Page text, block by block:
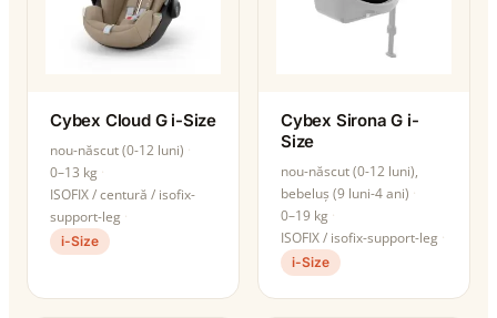
Cybex Cloud G i-Size
nou-născut (0-12 luni)
0–13 kg
ISOFIX / centură / isofix-
support-leg
i-Size
Cybex Sirona G i-
Size
nou-născut (0-12 luni),
bebeluș (9 luni-4 ani)
0–19 kg
ISOFIX / isofix-support-leg
i-Size